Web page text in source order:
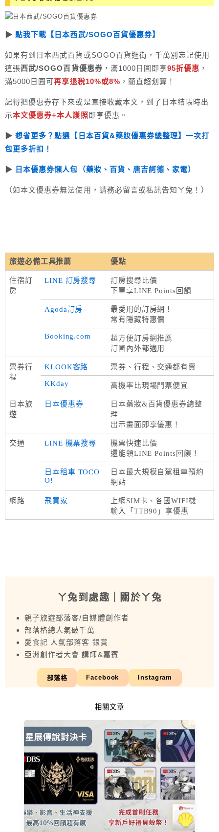
▶︎點我下載【日本西武/SOGO百貨優惠券】
如果有到日本西武百貨或SOGO百貨逛街，千萬別忘記使用
這張西武/SOGO百貨優惠券，滿1000日圓即享95折優惠 ，
滿5000日圓可再享退稅10%或8% ，簡直超划算！
記得把優惠券存下來或是直接收藏本文，到了日本結帳時出
示本文優惠券+本人護照即享優惠。
▶︎想省更多？點選【日本百貨&藥妝優惠券總整理】一次打
包更多折扣！
▶︎ 日本優惠券懶人包（藥妝、百貨、唐吉訶德、家電）
（如本文優惠券無法使用，請務必留言或私訊告知ㄚ兔！）
旅遊必備工具推薦 優點
住宿訂
房
LINE 訂房搜尋
訂房搜尋比價
下單享LINE Points回饋
Agoda訂房
最愛用的訂房網！
常有隱藏特惠價
Booking.com
超方便訂房網推薦
訂國內外都適用
票券行
程
KLOOK客路 票券、行程、交通都有賣
KKday 高機率比現場門票便宜
日本旅
遊
日本優惠券
日本藥妝&百貨優惠券總整
理
出示畫面即享優惠！
交通 LINE 機票搜尋
機票快速比價
還能領LINE Points回饋！
日本租車 TOCO
O!
日本最大規模自駕租車預約
網站
網路 飛買家
上網SIM卡、各國WIFI機
輸入「TTB90」享優惠
ㄚ兔到處趣 ｜關於ㄚ兔
親子旅遊部落客/自媒體創作者
部落格總人氣破千萬
愛食記 人氣部落客 銀賞
亞洲創作者大會 講師&嘉賓
部落格 Facebook Instagram
相關文章